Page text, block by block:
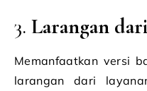
3. Larangan
Memanfaatkan versi
larangan dari